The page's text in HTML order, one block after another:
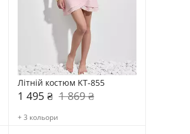
Літній костюм KT-855
1 495 ₴ 1 869 ₴
+ 3 кольори